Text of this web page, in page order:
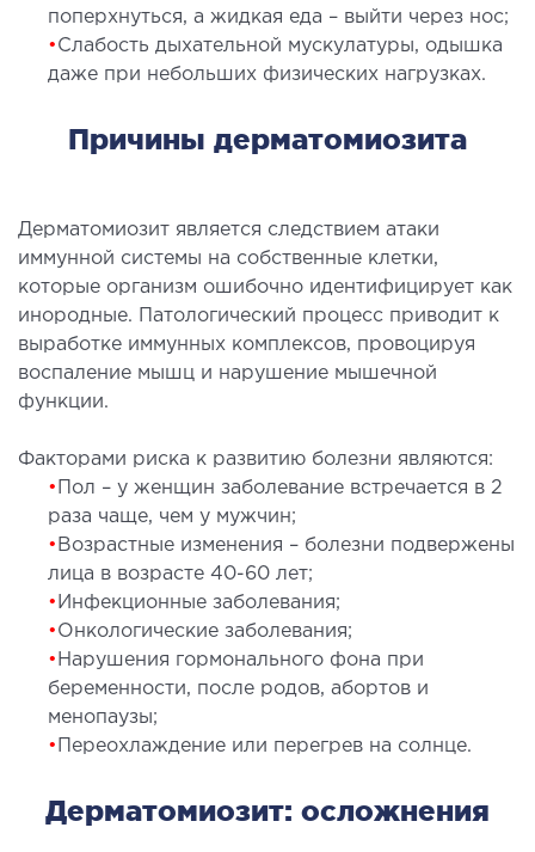
хирургия лица
хирургия тела
И ДЕРМАТОЛОГИЯ
косметология
косметология
косметология
косметология
ЗАБОЛЕВАНИЙ ПЕЧЕНИ И
ПРОТОКОВ
болезней печени
печени и желчных протоков
ХИРУРГИЯ
операции под контролем
ХИРУРГИЯ
поперхнуться, а жидкая еда – выйти через нос;
• Слабость дыхательной мускулатуры, одышка
даже при небольших физических нагрузках.
Причины дерматомиозита
Дерматомиозит является следствием атаки
иммунной системы на собственные клетки,
которые организм ошибочно идентифицирует как
инородные. Патологический процесс приводит к
выработке иммунных комплексов, провоцируя
воспаление мышц и нарушение мышечной
функции.
Факторами риска к развитию болезни являются:
•
Пол – у женщин заболевание встречается в 2
раза чаще, чем у мужчин;
• Возрастные изменения – болезни подвержены
лица в возрасте 40-60 лет;
• Инфекционные заболевания;
• Онкологические заболевания;
• Нарушения гормонального фона при
беременности, после родов, абортов и
менопаузы;
•
Переохлаждение или перегрев на солнце.
Дерматомиозит: осложнения